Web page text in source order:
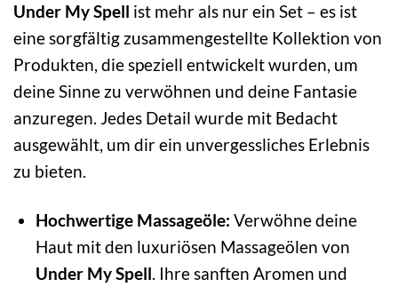
Under My Spell ist mehr als nur ein Set – es ist
eine sorgfältig zusammengestellte Kollektion von
Produkten, die speziell entwickelt wurden, um
deine Sinne zu verwöhnen und deine Fantasie
anzuregen. Jedes Detail wurde mit Bedacht
ausgewählt, um dir ein unvergessliches Erlebnis
zu bieten.
Hochwertige Massageöle: Verwöhne deine
Haut mit den luxuriösen Massageölen von
Under My Spell. Ihre sanften Aromen und